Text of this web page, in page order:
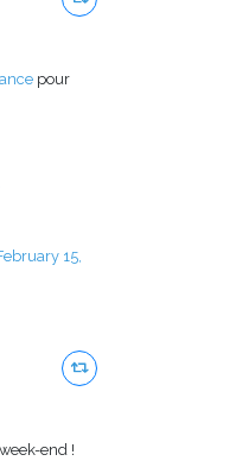
pour
15,
end !